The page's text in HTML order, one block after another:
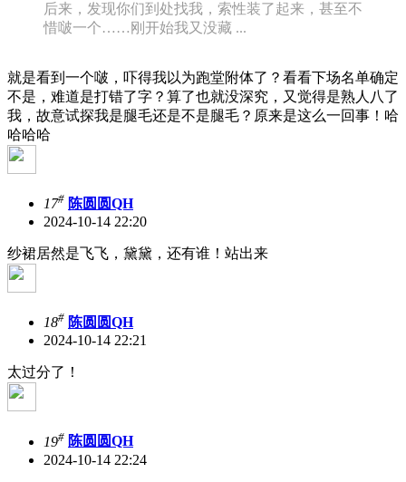
后来，发现你们到处找我，索性装了起来，甚至不
惜啵一个……刚开始我又没藏 ...
就是看到一个啵，吓得我以为跑堂附体了？看看下场名单确定
不是，难道是打错了字？算了也就没深究，又觉得是熟人八了
我，故意试探我是腿毛还是不是腿毛？原来是这么一回事！哈
哈哈哈
17# 陈圆圆QH
2024-10-14 22:20
纱裙居然是飞飞，黛黛，还有谁！站出来
18# 陈圆圆QH
2024-10-14 22:21
太过分了！
19# 陈圆圆QH
2024-10-14 22:24